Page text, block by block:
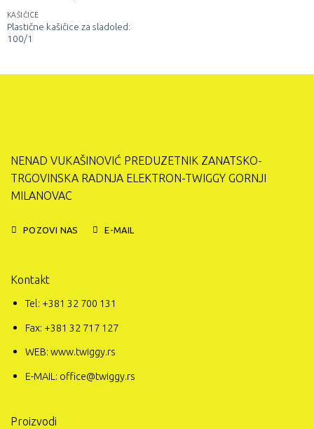
KAŠIČICE
Plastične kašičice za sladoled:
100/1
NENAD VUKAŠINOVIĆ PREDUZETNIK ZANATSKO-
TRGOVINSKA RADNJA ELEKTRON-TWIGGY GORNJI
MILANOVAC
POZOVI NAS E-MAIL
Kontakt
Tel: +381 32 700 131
Fax: +381 32 717 127
WEB: www.twiggy.rs
E-MAIL: office@twiggy.rs
Proizvodi